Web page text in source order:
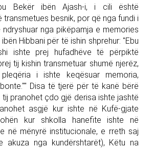
Bekër ibën Ajash-i, i cili është
transmetues besnik, por që nga fundi i
nga pikëpamja e memories
Hibbani për të ishin shprehur: "Ebu
ishte prej hufadhëve të përpiktë
tij kishin transmetuar shumë njerëz,
i ishte keqësuar memoria,
Disa të tjerë për të kanë bërë
tij pranohet çdo gjë derisa ishte jashtë
asgjë kur ishte në Kufë-gjate
kur shkolla hanefite ishte në
në mënyrë institucionale, e rreth saj
akuza nga kundërshtarët), Këtu na